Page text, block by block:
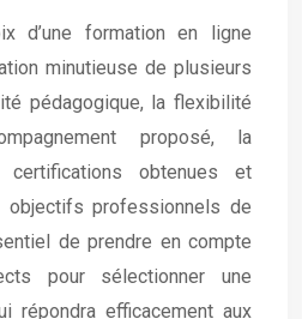
d’une formation en ligne
minutieuse de plusieurs
pédagogique, la flexibilité
proposé, la
certifications obtenues et
objectifs professionnels de
de prendre en compte
pour sélectionner une
répondra efficacement aux